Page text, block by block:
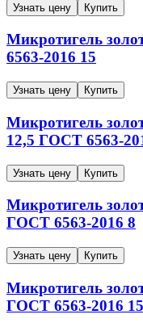
Узнать цену Купить
Микротигель
6563-2016 15
Узнать цену Купить
Микротигель
12,5 ГОСТ 6563-
Узнать цену Купить
Микротигель
ГОСТ 6563-2016 8
Узнать цену Купить
Микротигель
ГОСТ 6563-2016 15